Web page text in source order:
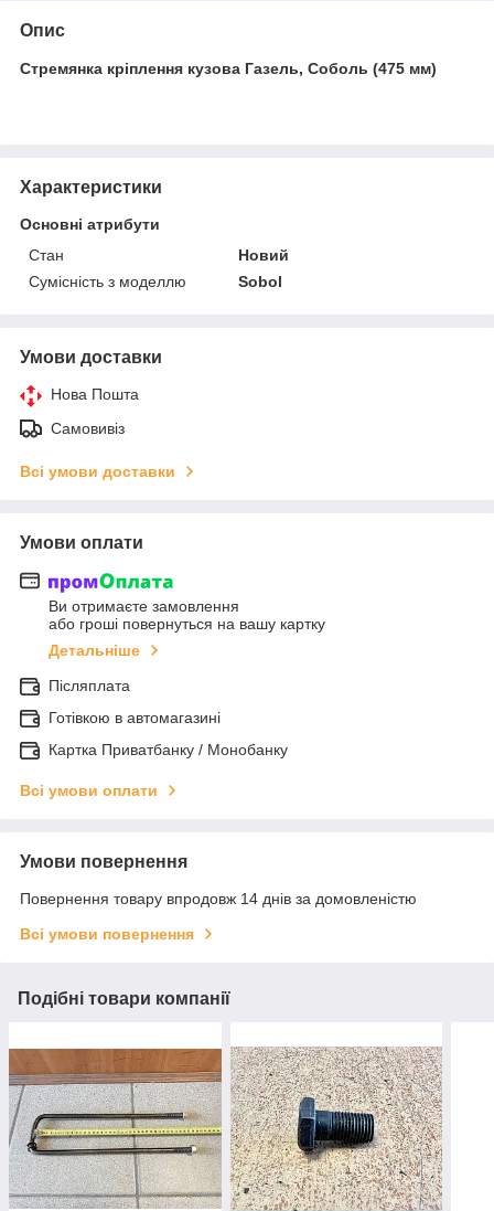
Опис
Стремянка кріплення кузова Газель, Соболь (475 мм)
Характеристики
Основні атрибути
Стан
Новий
Сумісність з моделлю
Sobol
Умови доставки
Нова Пошта
Самовивіз
Всі умови доставки
Умови оплати
Ви отримаєте замовлення
або гроші повернуться на вашу картку
Детальніше
Післяплата
Готівкою в автомагазині
Картка Приватбанку / Монобанку
Всі умови оплати
Умови повернення
Повернення товару впродовж 14 днів за домовленістю
Всі умови повернення
Подібні товари компанії